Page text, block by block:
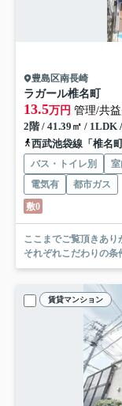
豊島区南長崎
ラガール椎名町
13.5万円 管理/共益
2階 / 41.39㎡ / 1LDK
西武池袋線「椎名
バス・トイレ別
電気有
都市ガス
敷0
ここまでご覧頂きありがとうございま
それぞれこだわりの
賃貸マンション